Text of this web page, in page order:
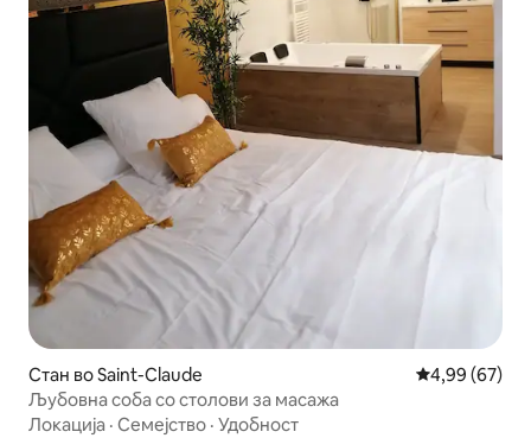
Стан во Saint-Claude Просечна
4,99 (67)
Љубовна соба со столови за масажа
Локација · Семејство · Удобност